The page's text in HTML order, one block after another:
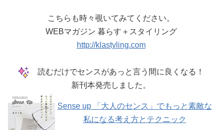
こちらも時々覗いてみてください。
WEBマガジン 暮らす＋スタイリング
http://klastyling.com
読むだけでセンスがあっと言う間に良くなる！
新刊本発売しました。
Sense up 「大人のセンス」でもっと素敵な
私になる考え方とテクニック